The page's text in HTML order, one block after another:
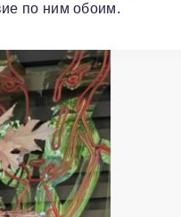
по ним обоим.